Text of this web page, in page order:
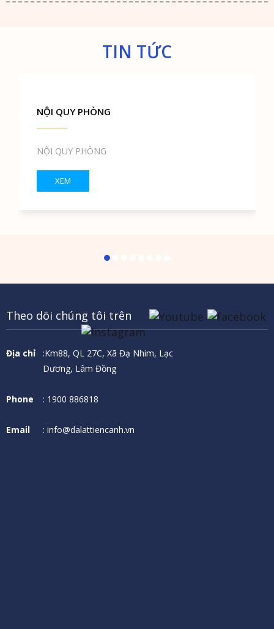
TIN TỨC
NỘI QUY PHÒNG
NỘI QUY PHÒNG
XEM
Theo dõi chúng tôi trên
Địa chỉ
:Km88, QL 27C, Xã Đạ Nhim, Lạc
Dương, Lâm Đồng
Phone : 1900 886818
Email : info@dalattiencanh.vn